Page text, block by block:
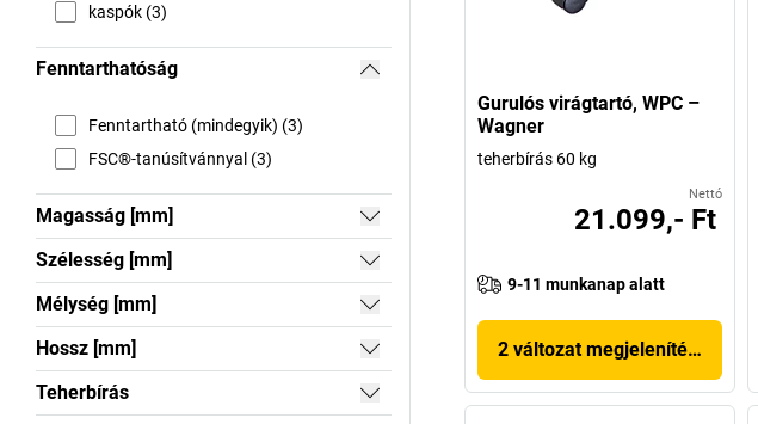
kaspók (3)
Fenntarthatóság
Fenntartható (mindegyik) (3)
FSC®-tanúsítvánnyal (3)
Magasság [mm]
Szélesség [mm]
Mélység [mm]
Hossz [mm]
Teherbírás
Gurulós virágtartó, WPC –
Wagner
teherbírás 60 kg
Nettó
21.099,- Ft
9-11 munkanap alatt
2 változat megjelenítése